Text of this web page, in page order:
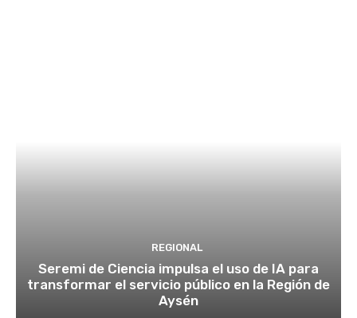
REGIONAL
Seremi de Ciencia impulsa el uso de IA para
transformar el servicio público en la Región de
Aysén